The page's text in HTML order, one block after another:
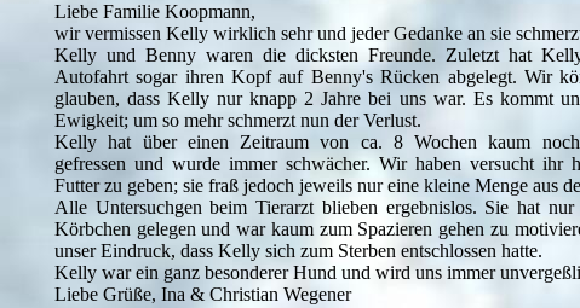
Liebe Familie Koopmann,
wir vermissen Kelly wirklich sehr und jeder Gedanke an sie
Kelly und Benny waren die dicksten Freunde. Zuletzt hat
Autofahrt sogar ihren Kopf auf Benny's Rücken abgelegt. Wir
glauben, dass Kelly nur knapp 2 Jahre bei uns war. Es kommt
Ewigkeit; um so mehr schmerzt nun der Verlust.
Kelly hat über einen Zeitraum von ca. 8 Wochen kaum noch
gefressen und wurde immer schwächer. Wir haben versucht ihr
Futter zu geben; sie fraß jedoch jeweils nur eine kleine Menge aus
Alle Untersuchgen beim Tierarzt blieben ergebnislos. Sie hat
Körbchen gelegen und war kaum zum Spazieren gehen zu
unser Eindruck, dass Kelly sich zum Sterben entschlossen hatte.
Kelly war ein ganz besonderer Hund und wird uns immer
Liebe Grüße, Ina & Christian Wegener